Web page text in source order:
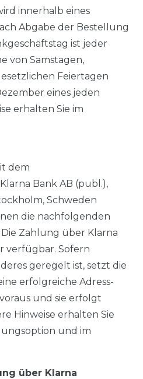
innerhalb eines
Abgabe der Bestellung
ist jeder
von Samstagen,
Feiertagen
eines jeden
erhalten Sie im
dem
Bank AB (publ.),
Schweden
die nachfolgenden
Zahlung über Klarna
verfügbar. Sofern
geregelt ist, setzt die
erfolgreiche Adress-
und sie erfolgt
Hinweise erhalten Sie
und im
über Klarna